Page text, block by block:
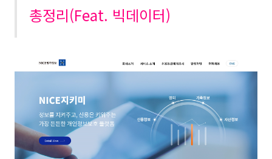
총정리(Feat. 빅데이터)